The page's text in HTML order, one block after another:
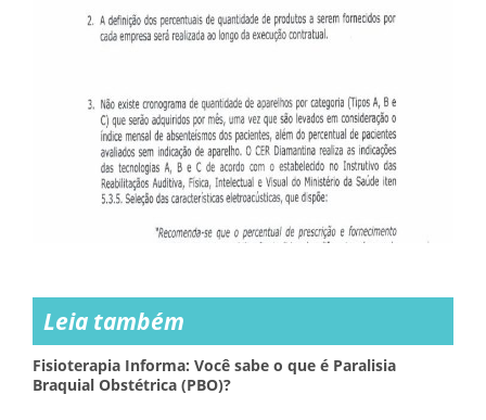
Leia também
Fisioterapia Informa: Você sabe o que é Paralisia
Braquial Obstétrica (PBO)?